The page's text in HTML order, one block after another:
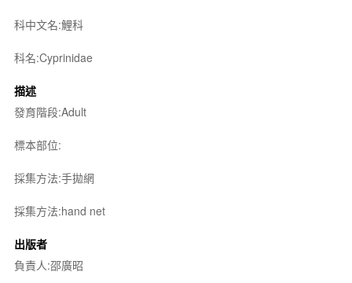
科中文名:鯉科
科名:Cyprinidae
描述
發育階段:Adult
標本部位:
採集方法:手拋網
採集方法:hand net
出版者
負責人:邵廣昭